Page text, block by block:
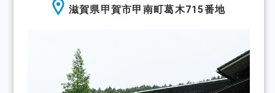
滋賀県甲賀市甲南町葛木715番地